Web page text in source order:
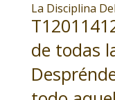
La Disciplina
de todas